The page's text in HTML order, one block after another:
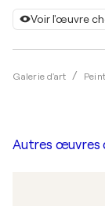
Voir l'œuvre
Galerie d'art
Autres œuvres